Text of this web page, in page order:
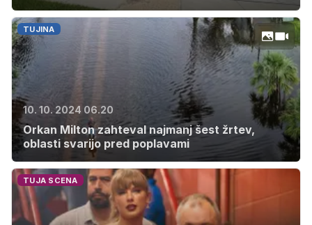
TUJINA
10. 10. 2024 06.20
Orkan Milton zahteval najmanj šest žrtev,
oblasti svarijo pred poplavami
TUJA SCENA